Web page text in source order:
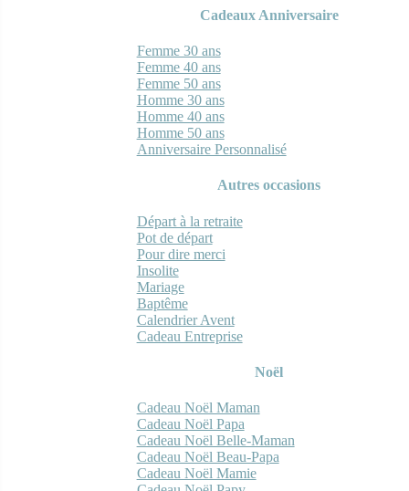
Cadeaux Anniversaire
Femme 30 ans
Femme 40 ans
Femme 50 ans
Homme 30 ans
Homme 40 ans
Homme 50 ans
Anniversaire Personnalisé
Autres occasions
Départ à la retraite
Pot de départ
Pour dire merci
Insolite
Mariage
Baptême
Calendrier Avent
Cadeau Entreprise
Noël
Cadeau Noël Maman
Cadeau Noël Papa
Cadeau Noël Belle-Maman
Cadeau Noël Beau-Papa
Cadeau Noël Mamie